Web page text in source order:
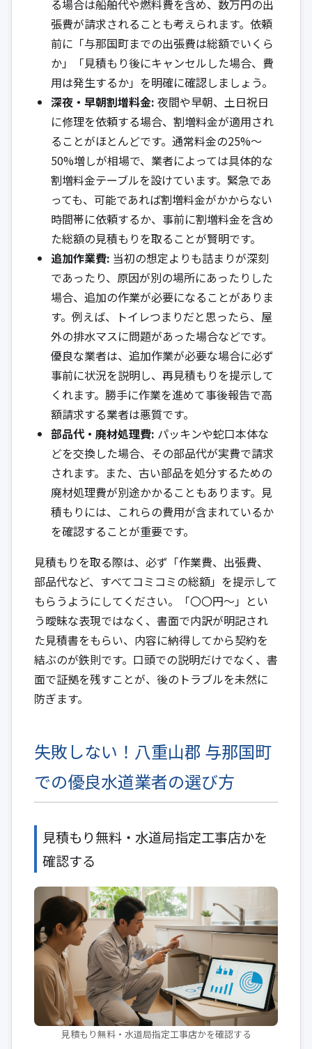
る場合は船舶代や燃料費を含め、数万円の出
張費が請求されることも考えられます。依頼
前に「与那国町までの出張費は総額でいくら
か」「見積もり後にキャンセルした場合、費
用は発生するか」を明確に確認しましょう。
深夜・早朝割増料金: 夜間や早朝、土日祝日
に修理を依頼する場合、割増料金が適用され
ることがほとんどです。通常料金の25%〜
50%増しが相場で、業者によっては具体的な
割増料金テーブルを設けています。緊急であ
っても、可能であれば割増料金がかからない
時間帯に依頼するか、事前に割増料金を含め
た総額の見積もりを取ることが賢明です。
追加作業費: 当初の想定よりも詰まりが深刻
であったり、原因が別の場所にあったりした
場合、追加の作業が必要になることがありま
す。例えば、トイレつまりだと思ったら、屋
外の排水マスに問題があった場合などです。
優良な業者は、追加作業が必要な場合に必ず
事前に状況を説明し、再見積もりを提示して
くれます。勝手に作業を進めて事後報告で高
額請求する業者は悪質です。
部品代・廃材処理費: パッキンや蛇口本体な
どを交換した場合、その部品代が実費で請求
されます。また、古い部品を処分するための
廃材処理費が別途かかることもあります。見
積もりには、これらの費用が含まれているか
を確認することが重要です。
見積もりを取る際は、必ず「作業費、出張費、
部品代など、すべてコミコミの総額」を提示して
もらうようにしてください。「〇〇円〜」とい
う曖昧な表現ではなく、書面で内訳が明記され
た見積書をもらい、内容に納得してから契約を
結ぶのが鉄則です。口頭での説明だけでなく、書
面で証拠を残すことが、後のトラブルを未然に
防ぎます。
失敗しない！八重山郡 与那国町
での優良水道業者の選び方
見積もり無料・水道局指定工事店かを
確認する
見積もり無料・水道局指定工事店かを確認する